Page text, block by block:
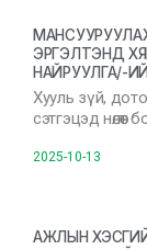
ЭРГЭЛТЭНД
НАЙРУУЛГА/-
Хууль зүй,
сэтгэцэд
2025-10-13
АЖЛЫН